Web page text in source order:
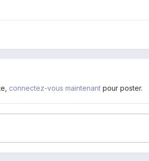
connectez-vous maintenant pour poster.